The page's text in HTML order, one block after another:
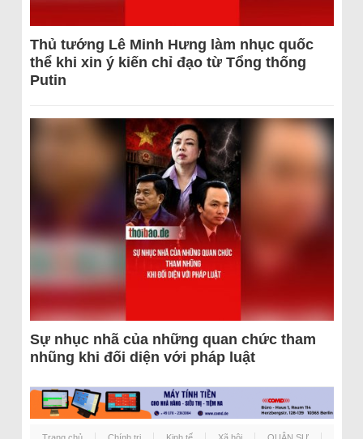
Thủ tướng Lê Minh Hưng làm nhục quốc
thể khi xin ý kiến chỉ đạo từ Tổng thống
Putin
Sự nhục nhã của những quan chức tham
nhũng khi đối diện với pháp luật